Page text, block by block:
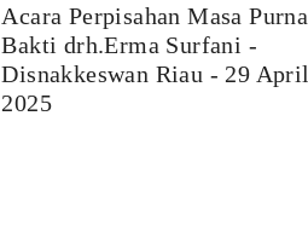
Acara Perpisahan Masa Purna
Bakti drh.Erma Surfani -
Disnakkeswan Riau - 29 April
2025